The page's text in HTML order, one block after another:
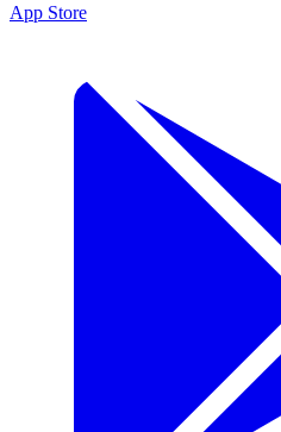
App Store